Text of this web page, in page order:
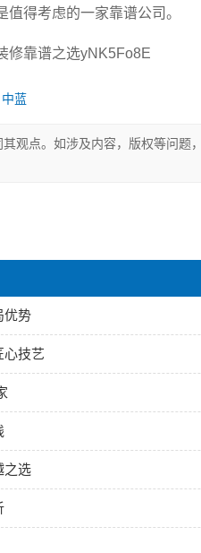
得考虑的一家靠谱公司。
修靠谱之选yNK5Fo8E
中蓝
观点。如涉及内容，版权等问题
优势
心技艺
之选